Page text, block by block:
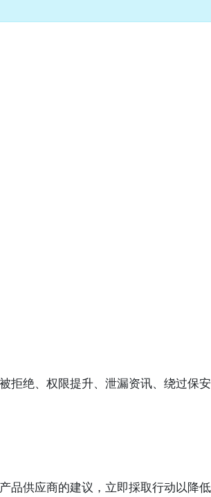
拒绝、权限提升、泄漏资讯、绕过保
品供应商的建议，立即採取行动以降